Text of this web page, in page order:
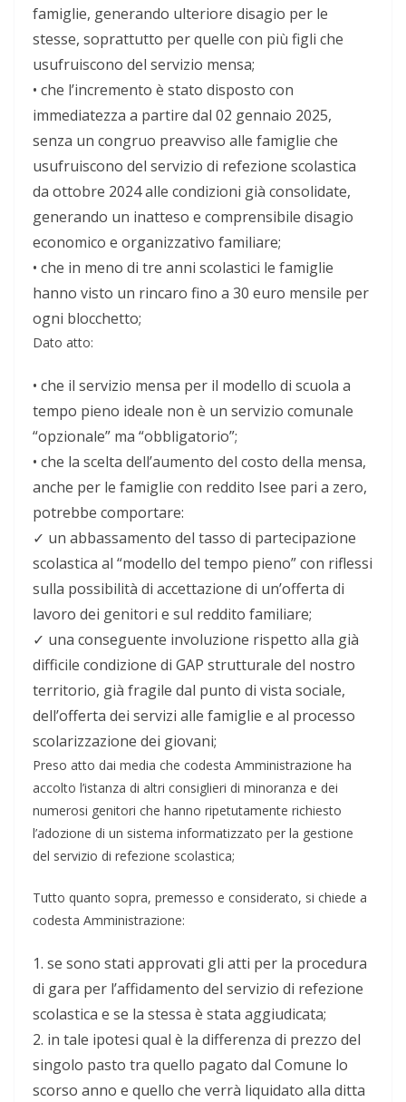
famiglie, generando ulteriore disagio per le
stesse, soprattutto per quelle con più figli che
usufruiscono del servizio mensa;
• che l’incremento è stato disposto con
immediatezza a partire dal 02 gennaio 2025,
senza un congruo preavviso alle famiglie che
usufruiscono del servizio di refezione scolastica
da ottobre 2024 alle condizioni già consolidate,
generando un inatteso e comprensibile disagio
economico e organizzativo familiare;
• che in meno di tre anni scolastici le famiglie
hanno visto un rincaro fino a 30 euro mensile per
ogni blocchetto;
Dato atto:
• che il servizio mensa per il modello di scuola a
tempo pieno ideale non è un servizio comunale
“opzionale” ma “obbligatorio”;
• che la scelta dell’aumento del costo della mensa,
anche per le famiglie con reddito Isee pari a zero,
potrebbe comportare:
✓ un abbassamento del tasso di partecipazione
scolastica al “modello del tempo pieno” con riflessi
sulla possibilità di accettazione di un’offerta di
lavoro dei genitori e sul reddito familiare;
✓ una conseguente involuzione rispetto alla già
difficile condizione di GAP strutturale del nostro
territorio, già fragile dal punto di vista sociale,
dell’offerta dei servizi alle famiglie e al processo
scolarizzazione dei giovani;
Preso atto dai media che codesta Amministrazione ha
accolto l’istanza di altri consiglieri di minoranza e dei
numerosi genitori che hanno ripetutamente richiesto
l’adozione di un sistema informatizzato per la gestione
del servizio di refezione scolastica;
Tutto quanto sopra, premesso e considerato, si chiede a
codesta Amministrazione:
1. se sono stati approvati gli atti per la procedura
di gara per l’affidamento del servizio di refezione
scolastica e se la stessa è stata aggiudicata;
2. in tale ipotesi qual è la differenza di prezzo del
singolo pasto tra quello pagato dal Comune lo
scorso anno e quello che verrà liquidato alla ditta